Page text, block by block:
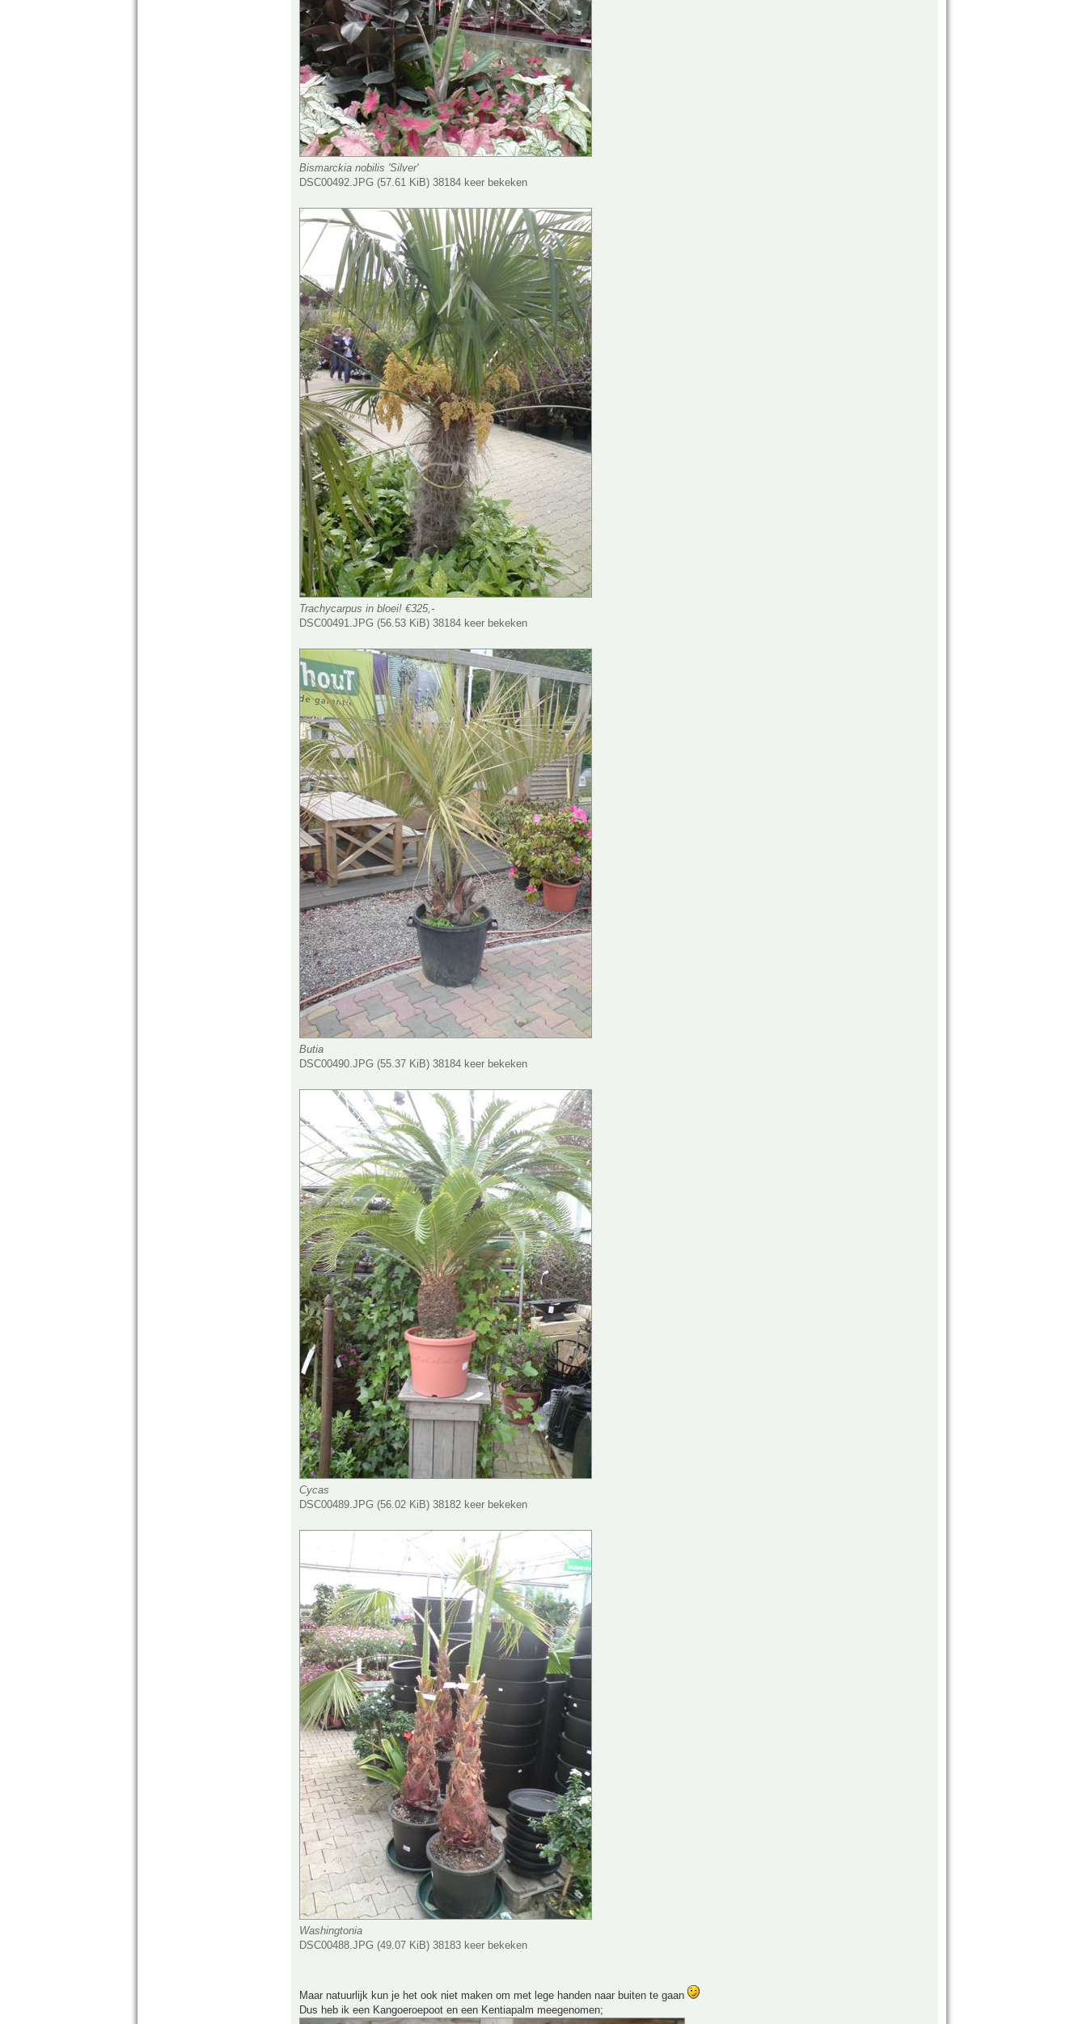
Bismarckia nobilis 'Silver'
DSC00492.JPG (57.61 KiB) 38184 keer bekeken
Trachycarpus in bloei! €325,-
DSC00491.JPG (56.53 KiB) 38184 keer bekeken
Butia
DSC00490.JPG (55.37 KiB) 38184 keer bekeken
Cycas
DSC00489.JPG (56.02 KiB) 38182 keer bekeken
Washingtonia
DSC00488.JPG (49.07 KiB) 38183 keer bekeken
Maar natuurlijk kun je het ook niet maken om met lege handen naar buiten te gaan
Dus heb ik een Kangoeroepoot en een Kentiapalm meegenomen;